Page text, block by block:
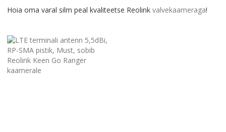
Hoia oma varal silm peal kvaliteetse Reolink valvekaameraga!